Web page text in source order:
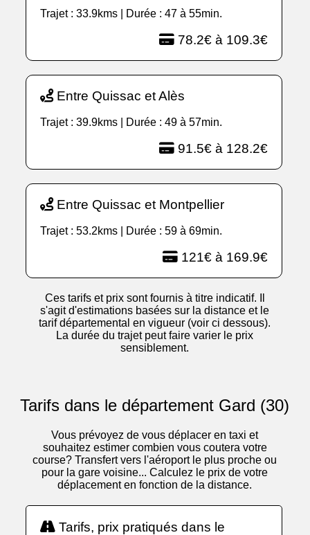
Trajet : 33.9kms | Durée : 47 à 55min.
78.2€ à 109.3€
Entre Quissac et Alès
Trajet : 39.9kms | Durée : 49 à 57min.
91.5€ à 128.2€
Entre Quissac et Montpellier
Trajet : 53.2kms | Durée : 59 à 69min.
121€ à 169.9€
Ces tarifs et prix sont fournis à titre indicatif. Il
s'agit d'estimations basées sur la distance et le
tarif départemental en vigueur (voir ci dessous).
La durée du trajet peut faire varier le prix
sensiblement.
Tarifs dans le département Gard (30)
Vous prévoyez de vous déplacer en taxi et
souhaitez estimer combien vous coutera votre
course? Transfert vers l'aéroport le plus proche ou
pour la gare voisine... Calculez le prix de votre
déplacement en fonction de la distance.
Tarifs, prix pratiqués dans le